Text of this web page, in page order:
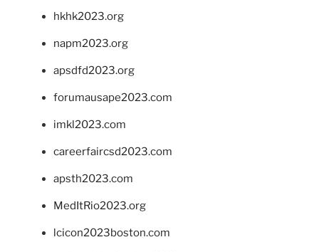
hkhk2023.org
napm2023.org
apsdfd2023.org
forumausape2023.com
imkl2023.com
careerfaircsd2023.com
apsth2023.com
MedItRio2023.org
lcicon2023boston.com